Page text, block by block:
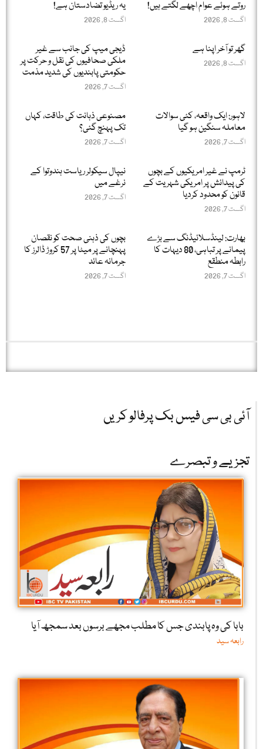
روتے ہوئے عوام اچھے لگتے ہیں!
اگست 8, 2026
یہ ریڈیو تضادستان ہے!
اگست 8, 2026
گھر تو آخر اپنا ہے
اگست 8, 2026
ڈیجی میپ کی جانب سے غیر
ملکی صحافیوں کی نقل و حرکت پر
حکومتی پابندیوں کی شدید مذمت
اگست 7, 2026
لاہور: ایک واقعہ، کئی سوالات
معاملہ سنگین ہو گیا
اگست 7, 2026
مصنوعی ذہانت کی طاقت، کہاں
تک پہنچ گئی؟
اگست 7, 2026
ٹرمپ نے غیر امریکیوں کے بچوں
کی پیدائش پر امریکی شہریت کے
قانون کو محدود کردیا
اگست 7, 2026
نیپال سیکولر ریاست ہندوتوا کے
نرغے میں
اگست 7, 2026
بھارت: لینڈسلائیڈنگ سے بڑے
پیمانے پر تباہی، 80 دیہات کا
رابطہ منطقع
اگست 7, 2026
بچوں کی ذہنی صحت کو نقصان
پہنچانے پر میٹا پر 57 کروڑ ڈالرز کا
جرمانہ عائد
اگست 7, 2026
آئی بی سی فیس بک پرفالو کریں
تجزیے و تبصرے
بابا کی وہ پابندی جس کا مطلب مجھے برسوں بعد سمجھ آیا
رابعہ سید